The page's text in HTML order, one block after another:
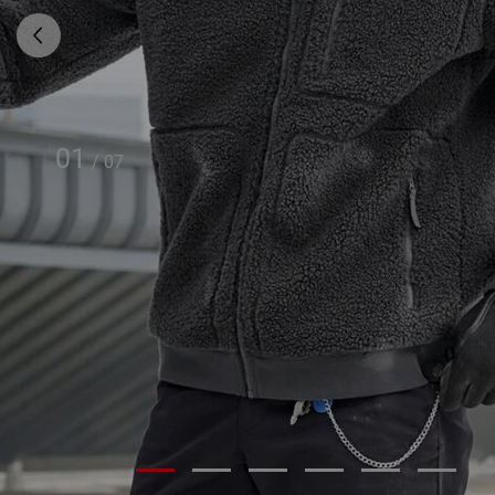
01 / 07